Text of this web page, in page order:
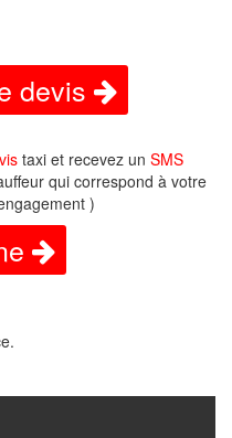
devis
taxi et recevez un SMS
qui correspond à votre
)